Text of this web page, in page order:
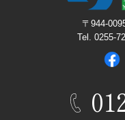
〒944-
Tel. 0255-